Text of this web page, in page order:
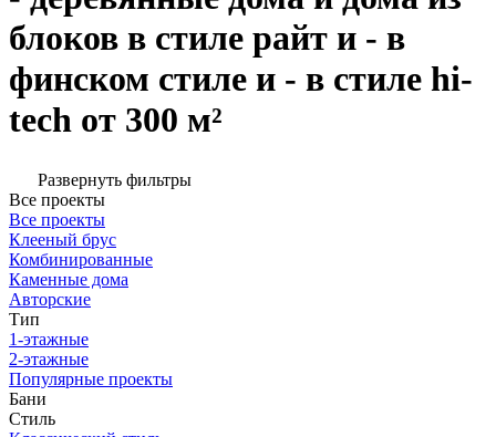
блоков в стиле райт и - в
финском стиле и - в стиле hi-
tech от 300 м²
Развернуть фильтры
Все проекты
Все проекты
Клееный брус
Комбинированные
Каменные дома
Авторские
Тип
1-этажные
2-этажные
Популярные проекты
Бани
Стиль